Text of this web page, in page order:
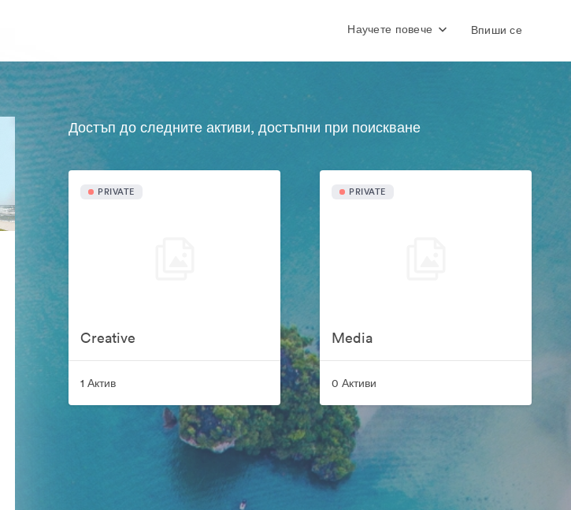
Научете повече Впиши се
Достъп до следните активи, достъпни при поискване
PRIVATE
Creative
1 Актив
PRIVATE
Media
0 Активи